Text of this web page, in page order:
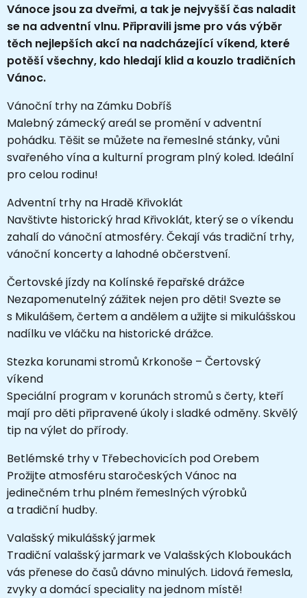
Vánoce jsou za dveřmi, a tak je nejvyšší čas naladit
se na adventní vlnu. Připravili jsme pro vás výběr
těch nejlepších akcí na nadcházející víkend, které
potěší všechny, kdo hledají klid a kouzlo tradičních
Vánoc.
Vánoční trhy na Zámku Dobříš
Malebný zámecký areál se promění v adventní
pohádku. Těšit se můžete na řemeslné stánky, vůni
svařeného vína a kulturní program plný koled. Ideální
pro celou rodinu!
Adventní trhy na Hradě Křivoklát
Navštivte historický hrad Křivoklát, který se o víkendu
zahalí do vánoční atmosféry. Čekají vás tradiční trhy,
vánoční koncerty a lahodné občerstvení.
Čertovské jízdy na Kolínské řepařské drážce
Nezapomenutelný zážitek nejen pro děti! Svezte se
s Mikulášem, čertem a andělem a užijte si mikulášskou
nadílku ve vláčku na historické drážce.
Stezka korunami stromů Krkonoše – Čertovský
víkend
Speciální program v korunách stromů s čerty, kteří
mají pro děti připravené úkoly i sladké odměny. Skvělý
tip na výlet do přírody.
Betlémské trhy v Třebechovicích pod Orebem
Prožijte atmosféru staročeských Vánoc na
jedinečném trhu plném řemeslných výrobků
a tradiční hudby.
Valašský mikulášský jarmek
Tradiční valašský jarmark ve Valašských Kloboukách
vás přenese do časů dávno minulých. Lidová řemesla,
zvyky a domácí speciality na jednom místě!